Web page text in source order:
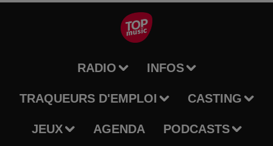
RADIO INFOS
TRAQUEURS D'EMPLOI CASTING
JEUX AGENDA PODCASTS